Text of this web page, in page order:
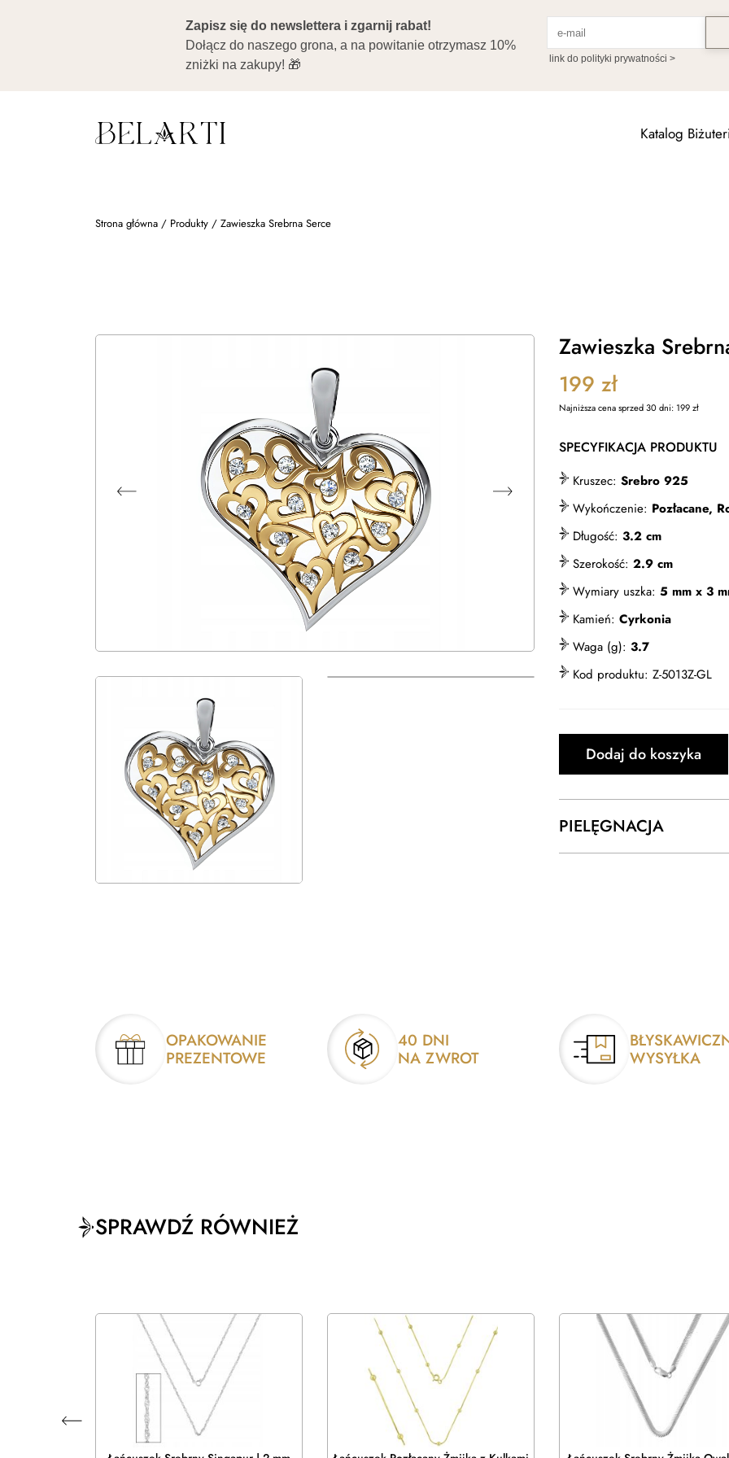
Katalog
Strona główna / Produkty / Zawieszka Srebrna Serce
Zawieszka
199 zł
Najniższa cena sprzed 30 dni:199zł
SPECYFIKACJA PRODUKTU
Kruszec: Srebro 925
Wykończenie: Pozłacane,
Długość: 3.2 cm
Szerokość: 2.9 cm
Wymiary uszka: 5 mm x 3
Kamień: Cyrkonia
Waga (g): 3.7
Kod produktu: Z-5013Z-GL
Dodaj do koszyka
PIELĘGNACJA
OPAKOWANIE
PREZENTOWE
40 DNI
NA ZWROT
WYSYŁKA
SPRAWDŹ RÓWNIEŻ